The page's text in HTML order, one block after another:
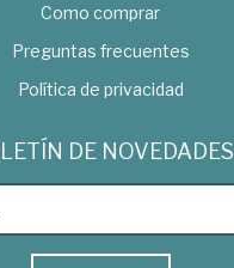
Como comprar
Preguntas frecuentes
Política de privacidad
DE NOVEDADES